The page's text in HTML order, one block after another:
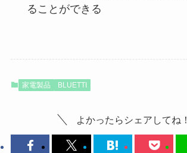
ることができる
家電製品 BLUETTI
よかったらシェアしてね！